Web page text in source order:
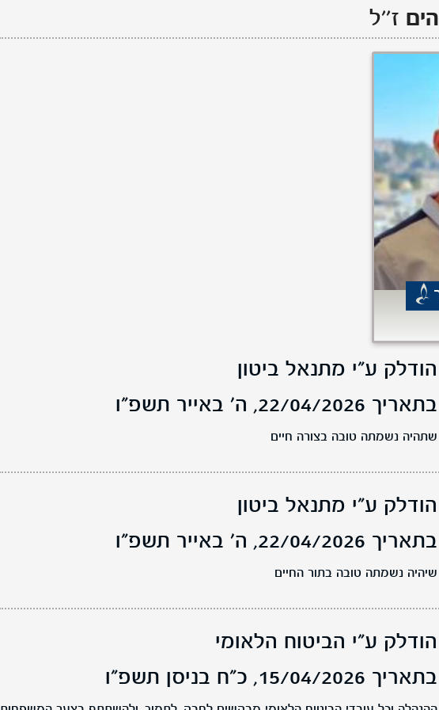
ז''ל
הודלק ע"י מתנאל ביטון
בתאריך 22/04/2026,
ה' באייר תשפ"ו
שתהיה נשמתה טובה בצורה חיים
הודלק ע"י מתנאל ביטון
בתאריך 22/04/2026,
ה' באייר תשפ"ו
שיהיה נשמתה טובה בתור החיים
הודלק ע"י הביטוח הלאומי
בתאריך 15/04/2026,
כ"ח בניסן תשפ"ו